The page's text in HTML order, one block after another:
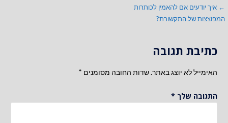
ניווט
← איך יודעים אם להאמין לכותרות
המפוצצות של התקשורת?
כתיבת תגובה
האימייל לא יוצג באתר.שדות החובה מסומנים *
התגובה שלך *